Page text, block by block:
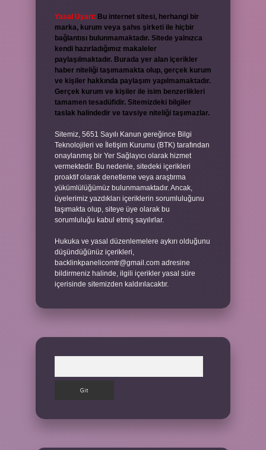
Yasal Uyarı: Bu internet sitesi, herhangi bir
marka, kurum veya şahıs şirketi ile hiçbir
bağlantısı bulunmamaktadır. Sitede yalnızca
kendi hazırladığımız makaleler
paylaşılmaktadır. Burada yer alan içerikler
haber niteliği taşımamakta olup, gerçek kurum
ve kişiler hakkında paylaşım yapılmamaktadır.
Gerçek kurum ve kişiler ile isim benzerlikleri
tamamen tesadüfidir. Sitemizdeki bilgiler
taslak halindedir ve tavsiye niteliği taşımazlar.
Sitemiz, 5651 Sayılı Kanun gereğince Bilgi
Teknolojileri ve İletişim Kurumu (BTK) tarafından
onaylanmış bir Yer Sağlayıcı olarak hizmet
vermektedir. Bu nedenle, sitedeki içerikleri
proaktif olarak denetleme veya araştırma
yükümlülüğümüz bulunmamaktadır. Ancak,
üyelerimiz yazdıkları içeriklerin sorumluluğunu
taşımakta olup, siteye üye olarak bu
sorumluluğu kabul etmiş sayılırlar.
Hukuka ve yasal düzenlemelere aykırı olduğunu
düşündüğünüz içerikleri,
backlinkpanelicomtr@gmail.com adresine
bildirmeniz halinde, ilgili içerikler yasal süre
içerisinde sitemizden kaldırılacaktır.